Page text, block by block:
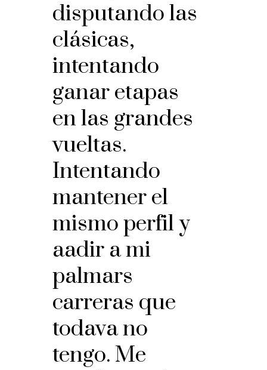
disputando las
clásicas,
intentando
ganar etapas
en las grandes
vueltas.
Intentando
mantener el
mismo perfil y
aadir a mi
palmars
carreras que
todava no
tengo. Me